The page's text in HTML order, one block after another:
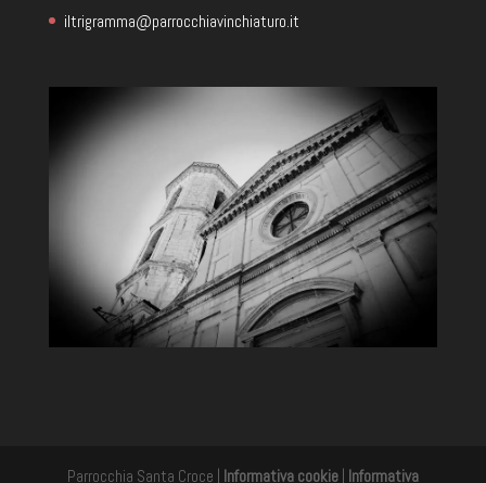
iltrigramma@parrocchiavinchiaturo.it
Parrocchia Santa Croce | Informativa cookie| Informativa